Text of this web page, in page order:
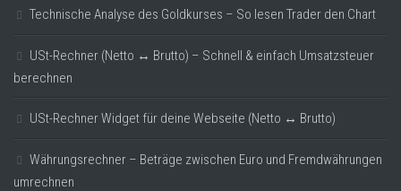
Technische Analyse des Goldkurses – So lesen Trader den Chart
USt-Rechner (Netto ↔ Brutto) – Schnell & einfach Umsatzsteuer
berechnen
USt-Rechner Widget für deine Webseite (Netto ↔ Brutto)
Währungsrechner – Beträge zwischen Euro und Fremdwährungen
umrechnen